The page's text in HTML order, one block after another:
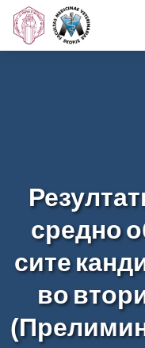
средно
сите
во